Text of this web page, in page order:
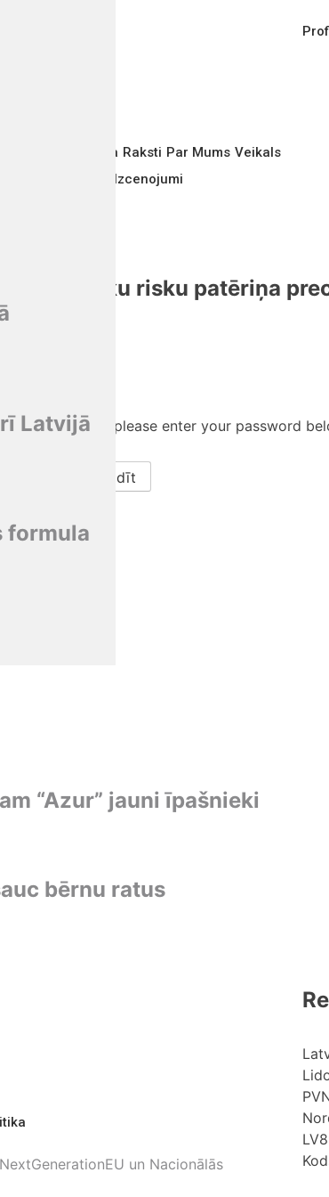
Latvijā
formula
Sākumlapa Raksti Par Mums Veikals
Reklāmas Izcenojumi
ķīmisku risku patēriņa
To view it please enter your password
“Azur” jauni īpašnieki
bērnu ratus